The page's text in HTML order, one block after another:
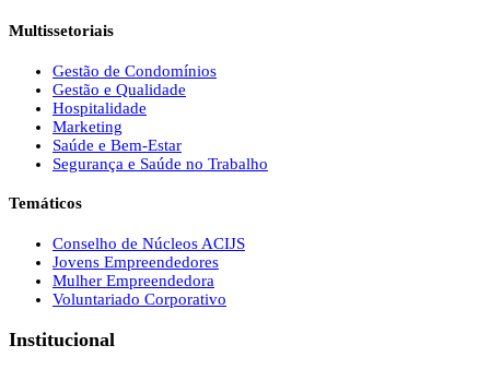
Multissetoriais
Gestão de Condomínios
Gestão e Qualidade
Hospitalidade
Marketing
Saúde e Bem-Estar
Segurança e Saúde no Trabalho
Temáticos
Conselho de Núcleos ACIJS
Jovens Empreendedores
Mulher Empreendedora
Voluntariado Corporativo
Institucional